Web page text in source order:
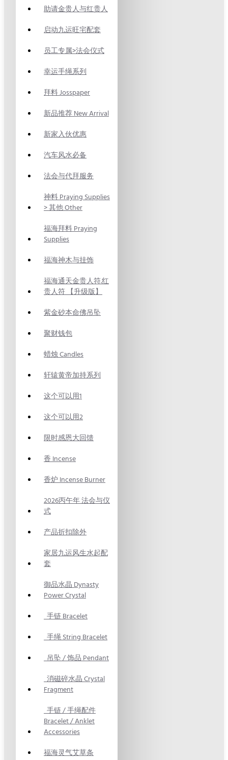
助请金贵人与红贵人
启动九运旺宅配套
员工专属>法会仪式
幸运手绳系列
拜料 Josspaper
新品推荐 New Arrival
新家入伙优惠
汽车风水必备
法会与代拜服务
神料 Praying Supplies
> 其他 Other
福海拜料 Praying
Supplies
福海神木与挂饰
福海通天金贵人符.红
贵人符 【升级版】
紫金砂本命佛吊坠
聚财钱包
蜡烛 Candles
轩辕黄帝加持系列
这个可以用1
这个可以用2
限时感恩大回馈
香 Incense
香炉 Incense Burner
2026丙午年 法会与仪
式
产品折扣除外
家居九运风生水起配
套
御品水晶 Dynasty
Power Crystal
手链 Bracelet
手绳 String Bracelet
吊坠 / 饰品 Pendant
消磁碎水晶 Crystal
Fragment
手链 / 手绳配件
Bracelet / Anklet
Accessories
福海灵气艾草条